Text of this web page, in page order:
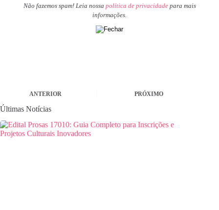
Não fazemos spam! Leia nossa política de privacidadepara mais
informações.
ANTERIOR PRÓXIMO
Últimas Notícias